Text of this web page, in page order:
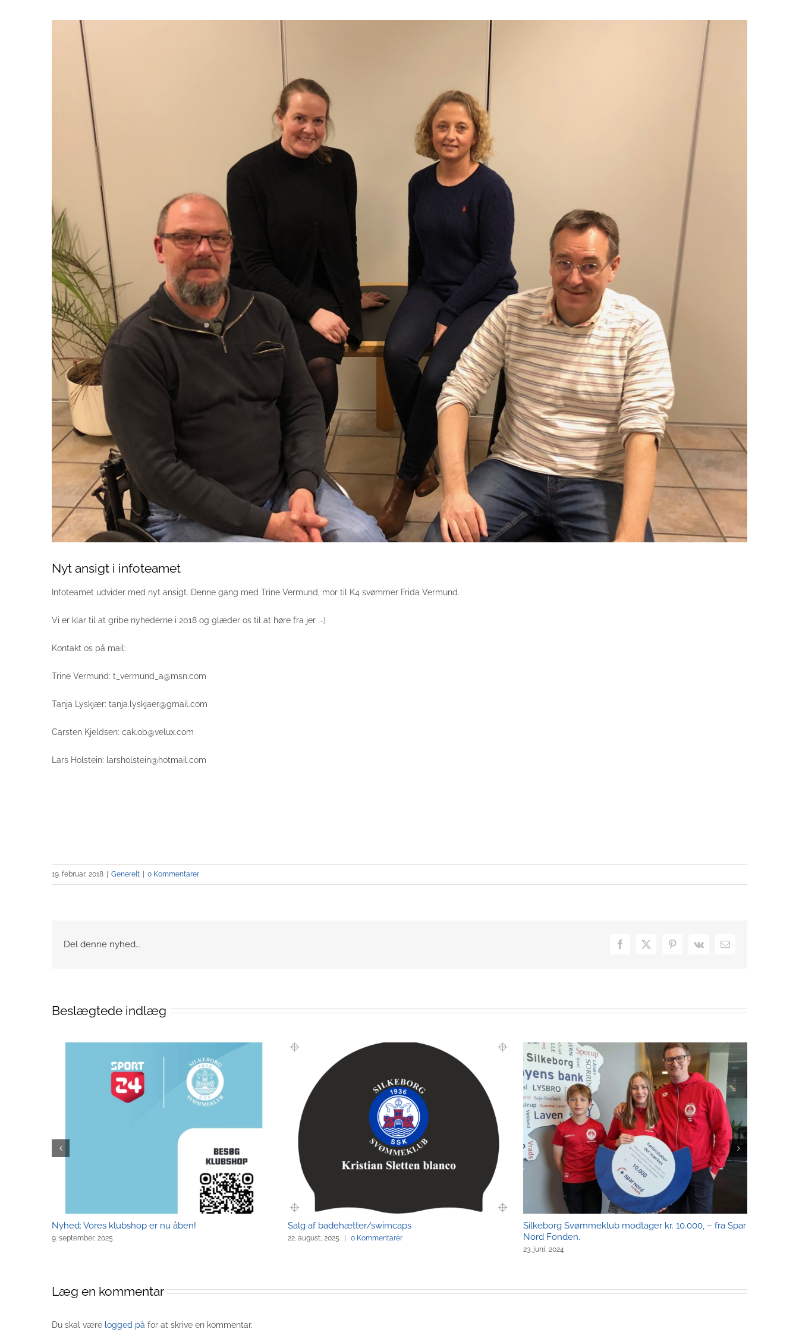
Nyt ansigt i infoteamet
Infoteamet udvider med nyt ansigt. Denne gang med Trine Vermund, mor til K4 svømmer Frida Vermund.
Vi er klar til at gribe nyhederne i 2018 og glæder os til at høre fra jer .-)
Kontakt os på mail:
Trine Vermund: t_vermund_a@msn.com
Tanja Lyskjær: tanja.lyskjaer@gmail.com
Carsten Kjeldsen: cak.ob@velux.com
Lars Holstein: larsholstein@hotmail.com
19. februar, 2018 | Generelt | 0 Kommentarer
Del denne nyhed... Facebook
X Pinterest
Vk
E-
Beslægtede indlæg
Nyhed: Vores klubshop er nu åben!
9. september, 2025
Salg af badehætter/swimcaps
22. august, 2025 | 0 Kommentarer
Silkeborg Svømmeklub modtager kr. 10.000, – fra Spar
Nord Fonden.
23. juni, 2024
Læg en kommentar
Du skal være logged på for at skrive en kommentar.